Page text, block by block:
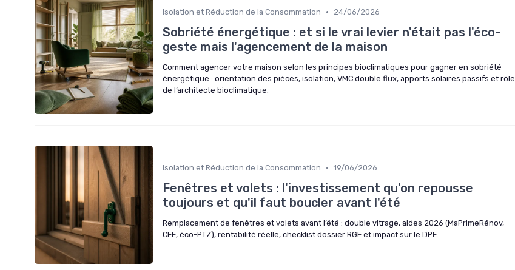
Isolation et Réduction de la Consommation • 24/06/2026
Sobriété énergétique : et si le vrai levier n'était pas l'éco-
geste mais l'agencement de la maison
Comment agencer votre maison selon les principes bioclimatiques pour gagner en sobriété
énergétique : orientation des pièces, isolation, VMC double flux, apports solaires passifs et rôle
de l’architecte bioclimatique.
Isolation et Réduction de la Consommation • 19/06/2026
Fenêtres et volets : l'investissement qu'on repousse
toujours et qu'il faut boucler avant l'été
Remplacement de fenêtres et volets avant l’été : double vitrage, aides 2026 (MaPrimeRénov,
CEE, éco-PTZ), rentabilité réelle, checklist dossier RGE et impact sur le DPE.